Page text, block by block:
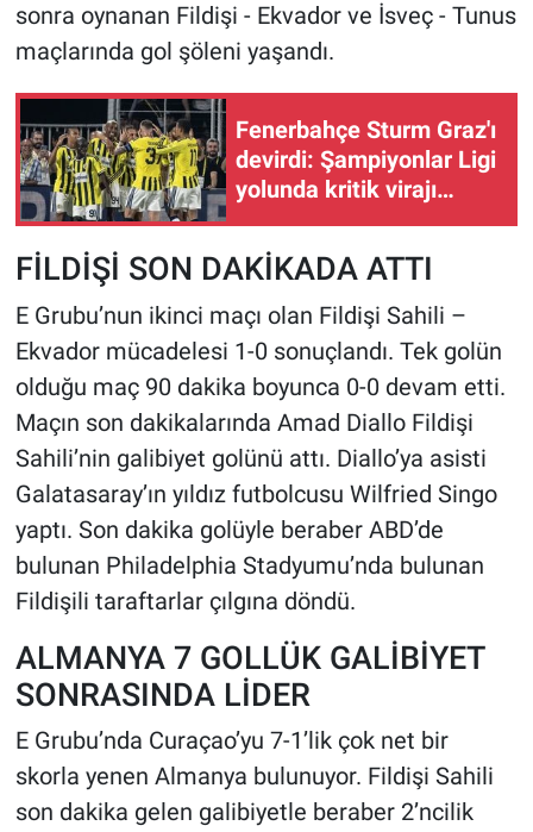
sonra oynanan Fildişi - Ekvador ve İsveç - Tunus
maçlarında gol şöleni yaşandı.
Fenerbahçe Sturm Graz'ı
devirdi: Şampiyonlar Ligi
yolunda kritik virajı
FİLDİŞİ SON DAKİKADA ATTI
E Grubu’nun ikinci maçı olan Fildişi Sahili –
Ekvador mücadelesi 1-0 sonuçlandı. Tek golün
olduğu maç 90 dakika boyunca 0-0 devam etti.
Maçın son dakikalarında Amad Diallo Fildişi
Sahili’nin galibiyet golünü attı. Diallo’ya asisti
Galatasaray’ın yıldız futbolcusu Wilfried Singo
yaptı. Son dakika golüyle beraber ABD’de
bulunan Philadelphia Stadyumu’nda bulunan
Fildişili taraftarlar çılgına döndü.
ALMANYA 7 GOLLÜK GALİBİYET
SONRASINDA LİDER
E Grubu’nda Curaçao’yu 7-1’lik çok net bir
skorla yenen Almanya bulunuyor. Fildişi Sahili
son dakika gelen galibiyetle beraber 2’ncilik